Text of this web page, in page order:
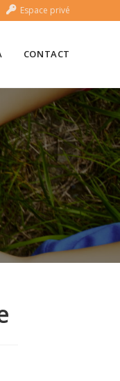
Espace privé
CONTACT